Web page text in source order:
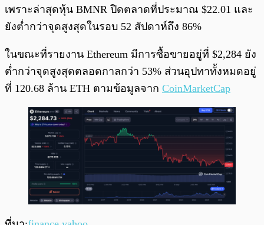
เพราะล่าสุดหุ้น BMNR ปิดตลาดที่ประมาณ $22.01 และ
ยังต่ำกว่าจุดสูงสุดในรอบ 52 สัปดาห์ถึง 86%
ในขณะที่รายงาน Ethereum มีการซื้อขายอยู่ที่ $2,284 ยัง
ต่ำกว่าจุดสูงสุดตลอดกาลกว่า 53% ส่วนอุปทาทั้งหมดอยู่
ที่ 120.68 ล้าน ETH ตามข้อมูลจาก CoinMarketCap